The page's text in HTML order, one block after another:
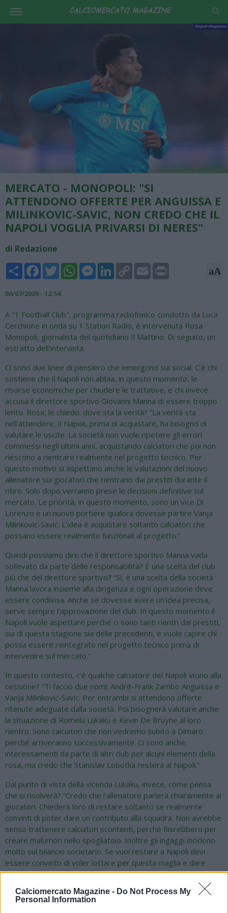
Calciomercato Magazine - Do Not Process My
Personal Information
MERCATO - MONOPOLI: "SI
ATTENDONO OFFERTE PER ANGUISSA E
MILINKOVIC-SAVIC, NON CREDO CHE IL
NAPOLI VOGLIA PRIVARSI DI NERES"
di Redazione
Share FacebookTwitterWhatsAppMessengerLinkedInCopy
Link
Email aA
06/07/2026 - 12:54
A "1 Football Club", programma radiofonico condotto da Luca
Cerchione in onda su 1 Station Radio, è intervenuta Rosa
Monopoli, giornalista del quotidiano Il Mattino. Di seguito, un
estratto dell'intervista.
Ci sono due linee di pensiero che emergono sui social. C'è chi
sostiene che il Napoli non abbia, in questo momento, le
risorse economiche per chiudere le trattative, e chi invece
accusa il direttore sportivo Giovanni Manna di essere troppo
lento. Rosa, le chiedo: dove sta la verità? “La verità sta
nell'attendere. Il Napoli, prima di acquistare, ha bisogno di
valutare le uscite. La società non vuole ripetere gli errori
commessi negli ultimi anni, acquistando calciatori che poi non
riescono a rientrare realmente nel progetto tecnico. Per
questo motivo si aspettano anche le valutazioni del nuovo
allenatore sui giocatori che rientrano dai prestiti durante il
ritiro. Solo dopo verranno prese le decisioni definitive sul
mercato. Le priorità, in questo momento, sono un vice Di
Lorenzo e un nuovo portiere qualora dovesse partire Vanja
Milinkovic-Savic. L'idea è acquistare soltanto calciatori che
possano essere realmente funzionali al progetto.”
Quindi possiamo dire che il direttore sportivo Manna vada
sollevato da parte delle responsabilità? È una scelta del club
più che del direttore sportivo? “Sì, è una scelta della società.
Manna lavora insieme alla dirigenza e ogni operazione deve
essere condivisa. Anche se dovesse avere un'idea precisa,
serve sempre l'approvazione del club. In questo momento il
Napoli vuole aspettare perché ci sono tanti rientri dai prestiti,
sia di questa stagione sia delle precedenti, e vuole capire chi
possa essere reintegrato nel progetto tecnico prima di
intervenire sul mercato.”
In questo contesto, c'è qualche calciatore del Napoli vicino alla
cessione? “Ti faccio due nomi: André-Frank Zambo Anguissa e
Vanja Milinkovic-Savic. Per entrambi si attendono offerte
ritenute adeguate dalla società. Poi bisognerà valutare anche
la situazione di Romelu Lukaku e Kevin De Bruyne al loro
rientro. Sono calciatori che non vedremo subito a Dimaro
perché arriveranno successivamente. Ci sono anche
interessamenti da parte di altri club per alcuni elementi della
rosa, ma credo che Stanislav Lobotka resterà al Napoli.”
Dal punto di vista della vicenda Lukaku, invece, come pensa
che si risolverà? “Credo che l'allenatore parlerà chiaramente ai
giocatori. Chiederà loro di restare soltanto se realmente
convinti di poter dare un contributo alla squadra. Non avrebbe
senso trattenere calciatori scontenti, perché finirebbero per
creare malumori nello spogliatoio. Inoltre gli ingaggi incidono
molto sul bilancio societario. Se vuoi restare a Napoli devi
essere convinto di voler lottare per questa maglia e dare
tutto per il progetto.”
Oltre alla motivazione, però, c'è anche la necessità di
rispettare i parametri fissati dalla società: riduzione del monte